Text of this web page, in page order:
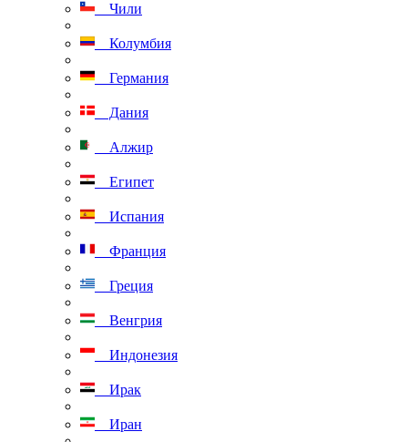
Чили
Колумбия
Германия
Дания
Алжир
Египет
Испания
Франция
Греция
Венгрия
Индонезия
Ирак
Иран